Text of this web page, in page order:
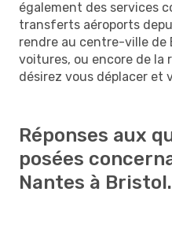
également des services
transferts aéroports
rendre au centre-ville de
voitures, ou encore de la
désirez vous déplacer et
Réponses aux
posées
Nantes à Bristol.